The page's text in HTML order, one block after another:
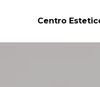
Centro